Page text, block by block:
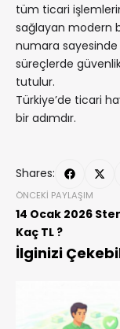
tüm ticari
sağlayan modern
numara sayesinde
süreçlerde güvenlik
tutulur.
Türkiye’de ticari
bir adımdır.
Shares:
ÖNCEKI PAYLAŞIM
14 Ocak 2026
Kaç TL ?
İlginizi